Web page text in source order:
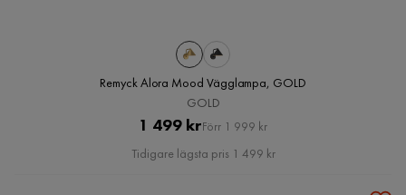
Remyck Alora Mood Vägglampa, GOLD
GOLD
Pris
1 499 krOriginal
Pris
Förr 1 999 kr
Tidigare lägsta pris 1 499 kr